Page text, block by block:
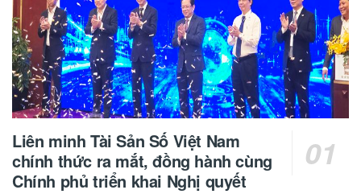
Liên minh Tài Sản Số Việt Nam
chính thức ra mắt, đồng hành cùng
Chính phủ triển khai Nghị quyết